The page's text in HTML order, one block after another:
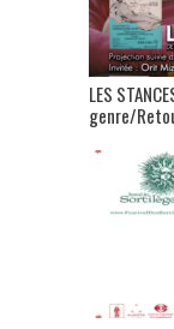
LES
genre/